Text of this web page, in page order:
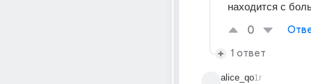
находится с
0
1 ответ
alice_qo1г